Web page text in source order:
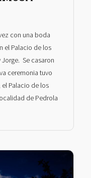
con una boda
el Palacio de los
Jorge. Se casaron
ceremonia tuvo
Palacio de los
de Pedrola